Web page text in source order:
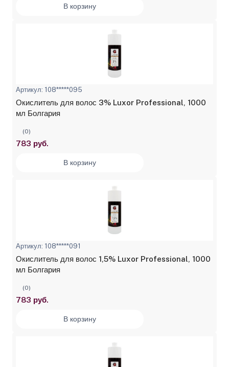
В корзину
Артикул: 108*****095
Окислитель для волос 3% Luxor Professional, 1000
мл Болгария
(0)
783 руб.
В корзину
Артикул: 108*****091
Окислитель для волос 1,5% Luxor Professional, 1000
мл Болгария
(0)
783 руб.
В корзину